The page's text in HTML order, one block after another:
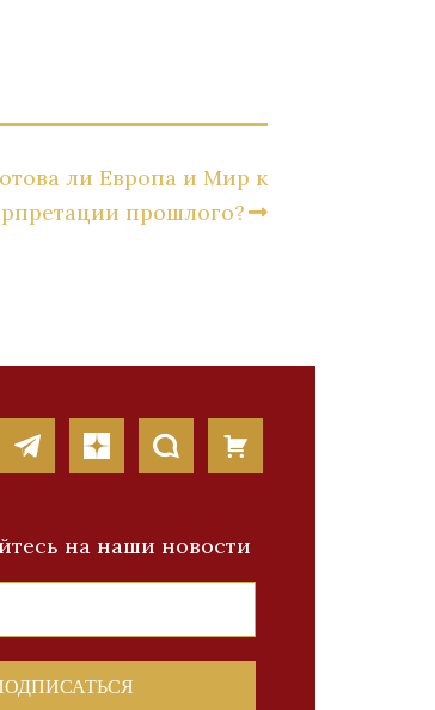
ли Европа и Мир к
прошлого?
на наши новости